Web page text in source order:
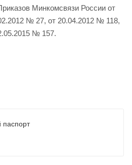
Минкомсвязи России от
№ 27, от 20.04.2012 № 118,
№ 157.
паспорт